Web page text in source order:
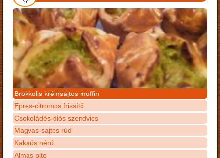
Brokkolis krémsajtos muffin
Epres-citromos frissítő
Csokoládés-diós szendvics
Magvas-sajtos rúd
Kakaós néró
Almás pite